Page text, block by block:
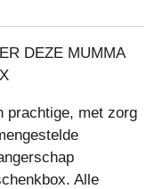
DEZE MUMMA
prachtige, met zorg
Alle